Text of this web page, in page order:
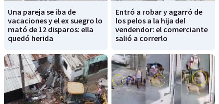
Una pareja se iba de
vacaciones y el ex suegro lo
mató de 12 disparos: ella
quedó herida
Entró a robar y agarró de
los pelos a la hija del
vendendor: el comerciante
salió a correrlo